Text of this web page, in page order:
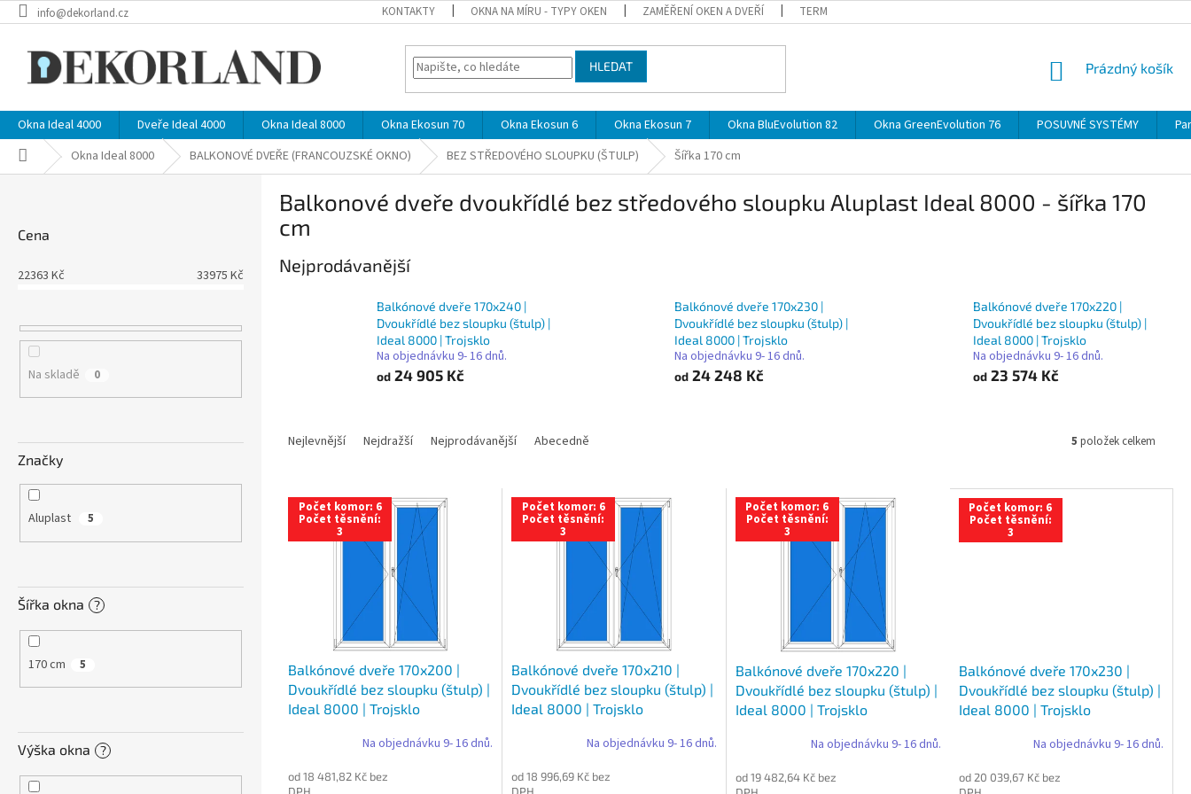
Přejít
na
info@dekorland.cz KONTAKTY OKNA NA MÍRU - TYPY OKEN ZAMĚŘENÍ OKEN A DVEŘÍ TERMÍNY
HLEDAT
NÁKUPNÍ
Prázdný košík
Okna Ideal 4000 Dveře Ideal 4000 Okna Ideal 8000 Okna Ekosun 70 Okna Ekosun 6 Okna Ekosun 7 Okna BluEvolution 82 Okna GreenEvolution 76 POSUVNÉ SYSTÉMY
Domů Okna Ideal 8000 BALKONOVÉ DVEŘE (FRANCOUZSKÉ OKNO) BEZ STŘEDOVÉHO SLOUPKU (ŠTULP) Šířka 170 cm
Cena
22363 Kč 33975 Kč
Na skladě 0
Značky
Aluplast 5
Šířka okna ?
170 cm 5
Výška okna ?
Balkonové dveře dvoukřídlé bez středového sloupku Aluplast Ideal 8000 - šířka 170
cm
Nejprodávanější
Balkónové dveře 170x240 |
Dvoukřídlé bez sloupku (štulp) |
Ideal 8000 | Trojsklo
Na objednávku 9- 16 dnů.
od 24 905 Kč
Balkónové dveře 170x230 |
Dvoukřídlé bez sloupku (štulp) |
Ideal 8000 | Trojsklo
Na objednávku 9- 16 dnů.
od 24 248 Kč
Balkónové dveře 170x220 |
Dvoukřídlé bez sloupku (štulp) |
Ideal 8000 | Trojsklo
Na objednávku 9- 16 dnů.
od23 574 Kč
n
p
Nejlevnější Nejdražší Nejprodávanější Abecedně 5 položek celkem
V
p
Počet komor: 6
Počet těsnění:
3
Balkónové dveře 170x200 |
Dvoukřídlé bez sloupku (štulp) |
Ideal 8000 | Trojsklo
Na objednávku 9- 16 dnů.
od 18 481,82 Kč bez
Počet komor: 6
Počet těsnění:
3
Balkónové dveře 170x210 |
Dvoukřídlé bez sloupku (štulp) |
Ideal 8000 | Trojsklo
Na objednávku 9- 16 dnů.
od 18 996,69 Kč bez
Počet komor: 6
Počet těsnění:
3
Balkónové dveře 170x220 |
Dvoukřídlé bez sloupku (štulp) |
Ideal 8000 | Trojsklo
Na objednávku 9- 16 dnů.
od 19 482,64 Kč bez
Počet komor: 6
Počet těsnění:
3
Balkónové dveře 170x230 |
Dvoukřídlé bez sloupku (štulp) |
Ideal 8000 | Trojsklo
Na objednávku 9- 16 dnů.
od 20 039,67 Kč bez